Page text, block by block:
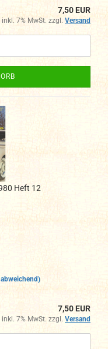
7,50 EUR
inkl. 7% MwSt. zzgl. Versand
Heft 12
7,50 EUR
inkl. 7% MwSt. zzgl. Versand